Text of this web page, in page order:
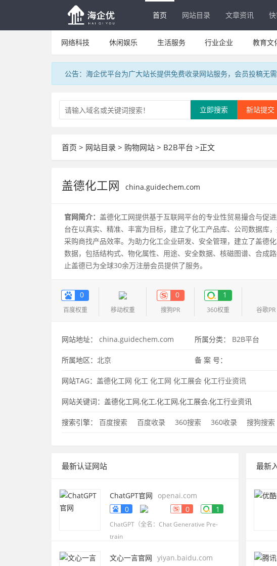
首页 网站目录 文章资讯
网络科技 休闲娱乐 生活服务 行业企业 教育文
公告：海企优平台为广大站长提供免费收录网站服务，会员投稿无
新站提交
立即搜索
首页 > 网站目录 > 购物网站 > B2B平台 >正文
盖德化工网 china.guidechem.com
官网简介： 盖德化工网提供基于互联网平台的专业性贸易撮合与促
台在以真实、精准、丰富为目标，建立了化工产品库、公司数据库
采购商找产品效率。为助力化工企业研发、安全管理，建立了盖德
数据，包括结构式、物化属性、用途、安全数据、核磁图谱、合成
止盖德已为全球30余万注册会员提供了服务。
0
百度权重 移动权重
0
搜狗PR
1
360权重 谷歌PR
网站地址： china.guidechem.com 所属分类： B2B平台
所属地区： 北京 备 案 号：
网站TAG： 盖德化工网 化工 化工网 化工展会 化工行业资讯
网站关键词：盖德化工网,化工,化工网,化工展会,化工行业资讯
搜索引擎： 百度搜索 百度收录 360搜索 360收录 搜狗搜索
最新认证网站
ChatGPT官网
openai.com
0
0 1
ChatGPT（全名：Chat Generative Pre-
train
文心一言官网 yiyan.baidu.com
最新